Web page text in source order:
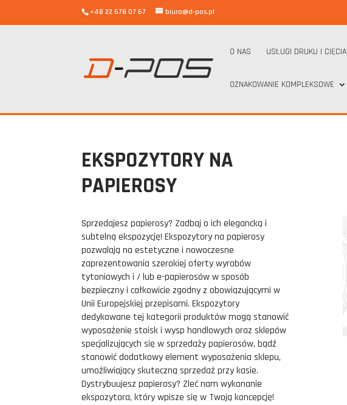
+48 22 678 07 67 biuro@d-pos.pl
O NAS USŁUGI DRUKU I CIĘCIA
OZNAKOWANIE KOMPLEKSOWE
EKSPOZYTORY NA
PAPIEROSY
Sprzedajesz papierosy? Zadbaj o ich elegancką i
subtelną ekspozycję! Ekspozytory na papierosy
pozwalają na estetyczne i nowoczesne
zaprezentowania szerokiej oferty wyrobów
tytoniowych i / lub e-papierosów w sposób
bezpieczny i całkowicie zgodny z obowiązującymi w
Unii Europejskiej przepisami. Ekspozytory
dedykowane tej kategorii produktów mogą stanowić
wyposażenie stoisk i wysp handlowych oraz sklepów
specjalizujących się w sprzedaży papierosów, bądź
stanowić dodatkowy element wyposażenia sklepu,
umożliwiający skuteczną sprzedaż przy kasie.
Dystrybuujesz papierosy? Zleć nam wykonanie
ekspozytora, który wpisze się w Twoją koncepcję!